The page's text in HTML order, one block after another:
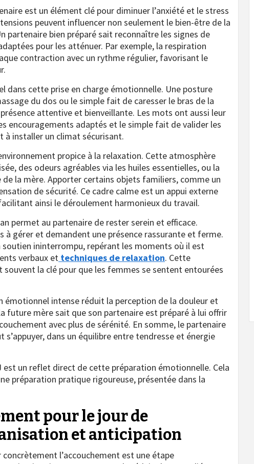
est un élément clé pour diminuer l’anxiété et le stress
peuvent influencer non seulement le bien-être de la
partenaire bien préparé sait reconnaître les signes de
pour les atténuer. Par exemple, la respiration
contraction avec un rythme régulier, favorisant le
dans cette prise en charge émotionnelle. Une posture
du dos ou le simple fait de caresser le bras de la
attentive et bienveillante. Les mots ont aussi leur
encouragements adaptés et le simple fait de valider les
à installer un climat sécurisant.
propice à la relaxation. Cette atmosphère
des odeurs agréables via les huiles essentielles, ou la
la mère. Apporter certains objets familiers, comme un
de sécurité. Ce cadre calme est un appui externe
ainsi le déroulement harmonieux du travail.
permet au partenaire de rester serein et efficace.
gérer et demandent une présence rassurante et ferme.
ininterrompu, repérant les moments où il est
verbaux et techniques de relaxation. Cette
la clé pour que les femmes se sentent entourées
émotionnel intense réduit la perception de la douleur et
future mère sait que son partenaire est préparé à lui offrir
avec plus de sérénité. En somme, le partenaire
dans un équilibre entre tendresse et énergie
est un reflet direct de cette préparation émotionnelle. Cela
préparation pratique rigoureuse, présentée dans la
pour le jour de
et anticipation
l’accouchement est une étape